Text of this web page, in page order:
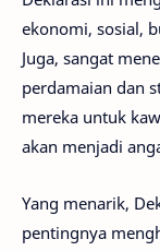
ekonomi, sosial,
Juga, sangat
perdamaian dan
mereka untuk
akan menjadi
Yang menarik,
pentingnya